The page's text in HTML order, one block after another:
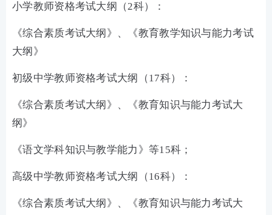
小学教师资格考试大纲（2科）：
《综合素质考试大纲》、《教育教学知识与能力考试
大纲》
初级中学教师资格考试大纲（17科）：
《综合素质考试大纲》、《教育知识与能力考试大
纲》
《语文学科知识与教学能力》等15科；
高级中学教师资格考试大纲（16科）：
《综合素质考试大纲》、《教育知识与能力考试大